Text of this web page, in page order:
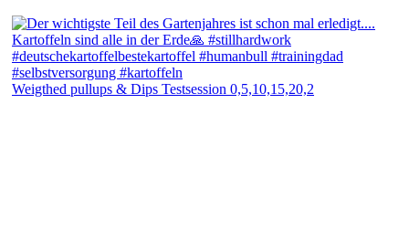
Weigthed pullups & Dips Testsession 0,5,10,15,20,2